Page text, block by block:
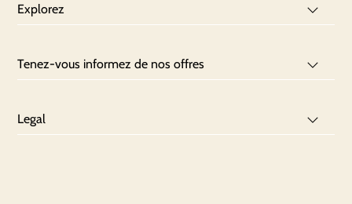
Explorez
Tenez-vous informez de nos offres
Legal